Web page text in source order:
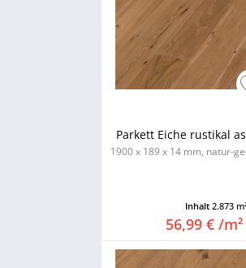
Parkett Eiche rustikal
1900 x 189 x 14 mm, natur-
Inhalt2.873
56,99 € /m²